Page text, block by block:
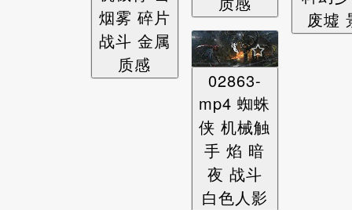
烟雾 碎片
战斗 金属
质感
02863-
mp4 蜘蛛
侠 机械触
手 焰 暗
夜 战斗
白色人影
废墟